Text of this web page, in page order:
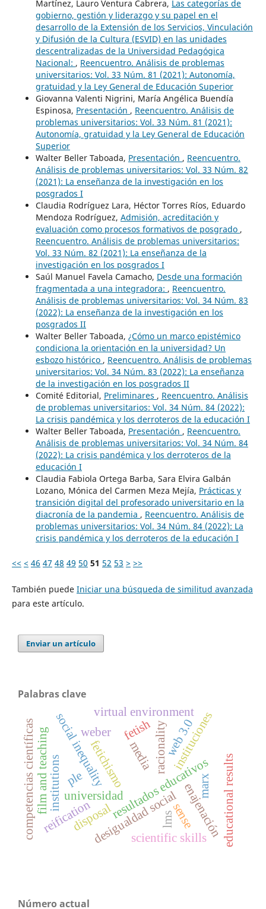
Martínez, Lauro Ventura Cabrera, Las categorías de
gobierno, gestión y liderazgo y su papel en el
desarrollo de la Extensión de los Servicios, Vinculación
y Difusión de la Cultura (ESVID) en las unidades
descentralizadas de la Universidad Pedagógica
Nacional: , Reencuentro. Análisis de problemas
universitarios: Vol. 33 Núm. 81 (2021): Autonomía,
gratuidad y la Ley General de Educación Superior
Giovanna Valenti Nigrini, María Angélica Buendía
Espinosa, Presentación , Reencuentro. Análisis de
problemas universitarios: Vol. 33 Núm. 81 (2021):
Autonomía, gratuidad y la Ley General de Educación
Superior
Walter Beller Taboada, Presentación , Reencuentro.
Análisis de problemas universitarios: Vol. 33 Núm. 82
(2021): La enseñanza de la investigación en los
posgrados I
Claudia Rodríguez Lara, Héctor Torres Ríos, Eduardo
Mendoza Rodríguez, Admisión, acreditación y
evaluación como procesos formativos de posgrado ,
Reencuentro. Análisis de problemas universitarios:
Vol. 33 Núm. 82 (2021): La enseñanza de la
investigación en los posgrados I
Saúl Manuel Favela Camacho, Desde una formación
fragmentada a una integradora: , Reencuentro.
Análisis de problemas universitarios: Vol. 34 Núm. 83
(2022): La enseñanza de la investigación en los
posgrados II
Walter Beller Taboada, ¿Cómo un marco epistémico
condiciona la orientación en la universidad? Un
esbozo histórico , Reencuentro. Análisis de problemas
universitarios: Vol. 34 Núm. 83 (2022): La enseñanza
de la investigación en los posgrados II
Comité Editorial, Preliminares , Reencuentro. Análisis
de problemas universitarios: Vol. 34 Núm. 84 (2022):
La crisis pandémica y los derroteros de la educación I
Walter Beller Taboada, Presentación , Reencuentro.
Análisis de problemas universitarios: Vol. 34 Núm. 84
(2022): La crisis pandémica y los derroteros de la
educación I
Claudia Fabiola Ortega Barba, Sara Elvira Galbán
Lozano, Mónica del Carmen Meza Mejía, Prácticas y
transición digital del profesorado universitario en la
diacronía de la pandemia , Reencuentro. Análisis de
problemas universitarios: Vol. 34 Núm. 84 (2022): La
crisis pandémica y los derroteros de la educación I
<< < 46 47 48 49 50 51 52 53 > >>
También puede Iniciar una búsqueda de similitud avanzada
para este artículo.
Enviar un artículo
Palabras clave
universidad
fetichismoresultados educativos
social inequality
desigualdad social
racionality
weber
institutions
instituciones
fetish
disposal
reification enajenación
marx educational results
media
film and teaching
scientific skills
competencias científicas
virtual environment
ple
lms
web 3.0
sense
Número actual